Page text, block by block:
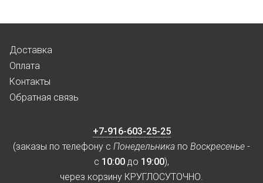
Доставка
Оплата
Контакты
Обратная связь
+7-916-603-25-25
(заказы по телефону с Понедельника по Воскресенье -
с 10:00 до 19:00),
через корзину КРУГЛОСУТОЧНО.